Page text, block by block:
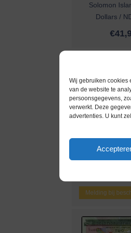
Wij gebruiken cookies
van de website te
persoonsgegevens,
verwerkt. Deze
advertenties. U kunt
Solomon
Dollars /
€
bankbiljetten
Melding bij